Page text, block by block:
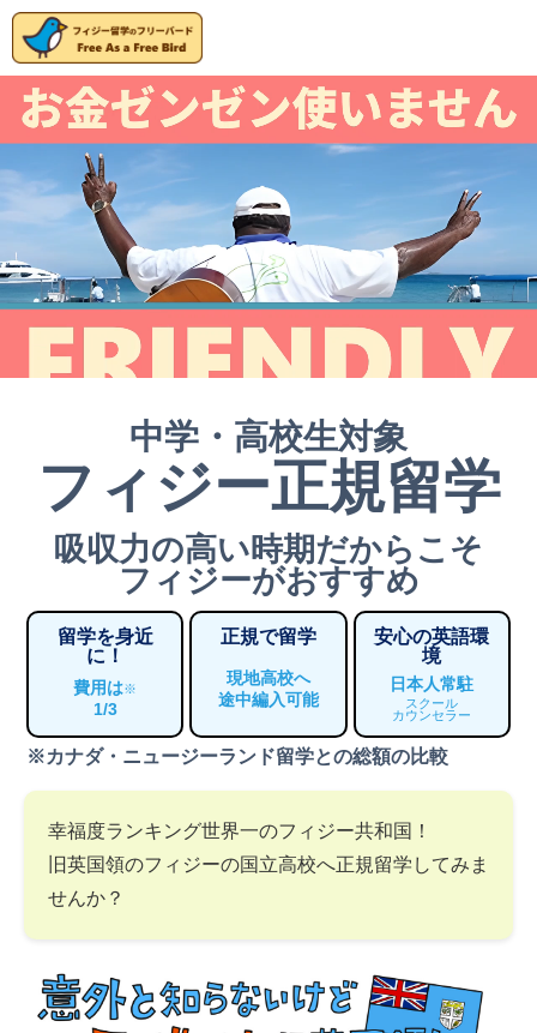
中学・高校生対象
フィジー正規留学
吸収力の高い時期だからこそ
フィジーがおすすめ
留学を身近
に！
費用は※
1/3
正規で留学
現地高校へ
途中編入可能
安心の英語環
境
日本人常駐
スクール
カウンセラー
※カナダ・ニュージーランド留学との総額の比較
幸福度ランキング世界一のフィジー共和国！
旧英国領のフィジーの国立高校へ正規留学してみま
せんか？